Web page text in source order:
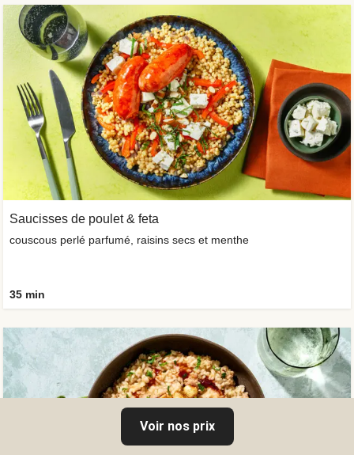
Saucisses de poulet & feta
couscous perlé parfumé, raisins secs et menthe
35 min
Voir nos prix